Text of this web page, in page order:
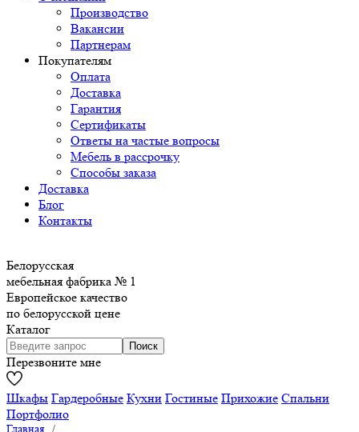
Производство
Вакансии
Партнерам
Покупателям
Оплата
Доставка
Гарантия
Сертификаты
Ответы на частые вопросы
Мебель в рассрочку
Способы заказа
Доставка
Блог
Контакты
Белорусская
мебельная фабрика № 1
Европейское качество
по белорусской цене
Каталог
Перезвоните мне
Шкафы Гардеробные Кухни Гостиные Прихожие Спальни
Портфолио
Главная /